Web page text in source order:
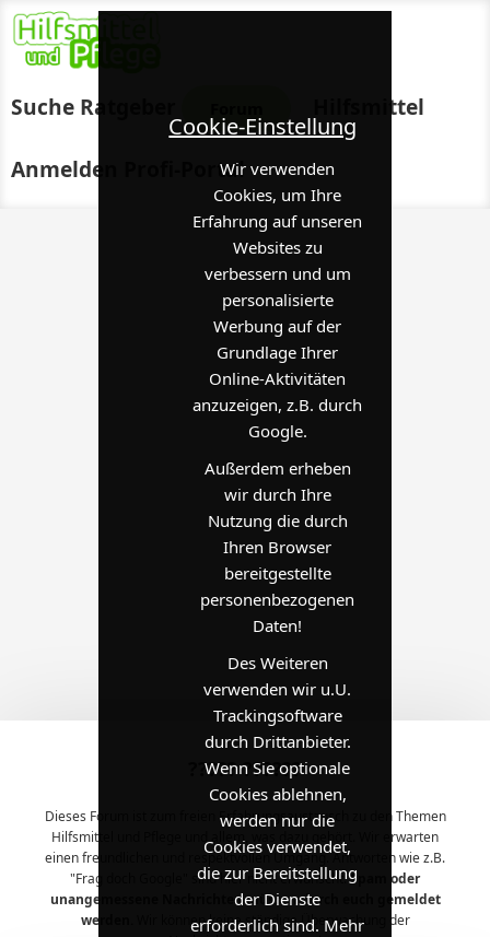
Cookie-Einstellung
Wir verwenden
Cookies, um Ihre
Erfahrung auf unseren
Websites zu
verbessern und um
personalisierte
Werbung auf der
Grundlage Ihrer
Online-Aktivitäten
anzuzeigen, z.B. durch
Google.
Außerdem erheben
wir durch Ihre
Nutzung die durch
Ihren Browser
bereitgestellte
personenbezogenen
Daten!
Des Weiteren
verwenden wir u.U.
Trackingsoftware
durch Drittanbieter.
Wenn Sie optionale
Cookies ablehnen,
werden nur die
Cookies verwendet,
die zur Bereitstellung
der Dienste
erforderlich sind. Mehr
Suche Ratgeber Hilfsmittel
Anmelden Profi-Portal
????? ??????
Dieses Forum ist zum freien Erfahrungsaustausch zu den Themen
Hilfsmittel und Pflege und allem, was dazu gehört. Wir erwarten
einen freundlichen und respektvollen Umgang. Antworten wie z.B.
"Frag doch Google" sind hier nicht erwünscht.Spam oder
unangemessene Nachrichten müssen durch euch gemeldet
werden.
Wir können keine ständige Überwachung der